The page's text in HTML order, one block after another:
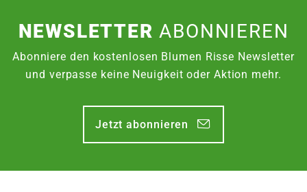
NEWSLETTERABONNIEREN
Abonniere den kostenlosen Blumen Risse Newsletter
und verpasse keine Neuigkeit oder Aktion mehr.
Jetzt abonnieren